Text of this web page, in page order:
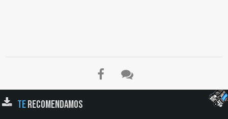
TERECOMENDAMOS